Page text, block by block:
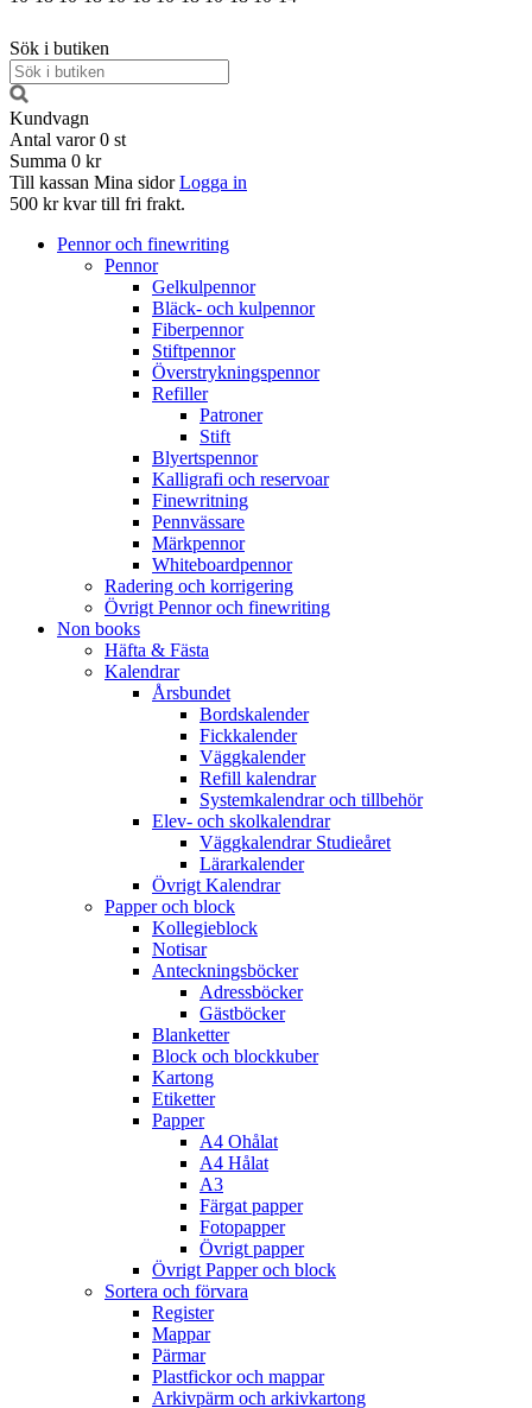
Sök i butiken
Kundvagn
Antal varor 0 st
Summa 0 kr
Till kassan Mina sidor Logga in
500 kr kvar till fri frakt.
Pennor och finewriting
Pennor
Gelkulpennor
Bläck- och kulpennor
Fiberpennor
Stiftpennor
Överstrykningspennor
Refiller
Patroner
Stift
Blyertspennor
Kalligrafi och reservoar
Finewritning
Pennvässare
Märkpennor
Whiteboardpennor
Radering och korrigering
Övrigt Pennor och finewriting
Non books
Häfta & Fästa
Kalendrar
Årsbundet
Bordskalender
Fickkalender
Väggkalender
Refill kalendrar
Systemkalendrar och tillbehör
Elev- och skolkalendrar
Väggkalendrar Studieåret
Lärarkalender
Övrigt Kalendrar
Papper och block
Kollegieblock
Notisar
Anteckningsböcker
Adressböcker
Gästböcker
Blanketter
Block och blockkuber
Kartong
Etiketter
Papper
A4 Ohålat
A4 Hålat
A3
Färgat papper
Fotopapper
Övrigt papper
Övrigt Papper och block
Sortera och förvara
Register
Mappar
Pärmar
Plastfickor och mappar
Arkivpärm och arkivkartong